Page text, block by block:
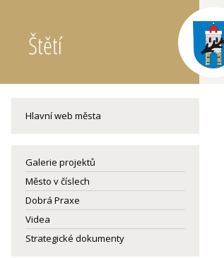
Štětí
Hlavní web města
Galerie projektů
Město v číslech
Dobrá Praxe
Videa
Strategické dokumenty